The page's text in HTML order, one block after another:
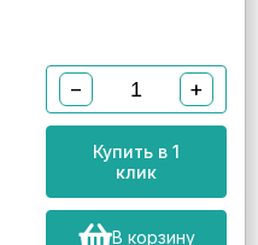
− +
Купить в 1
клик
В корзину